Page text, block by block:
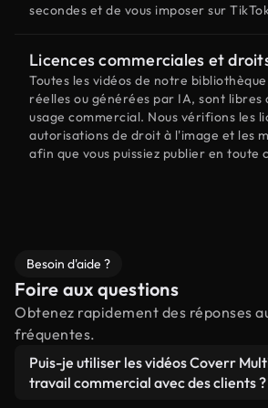
secondes et de vous imposer sur
Licences commerciales et
Toutes les vidéos de notre
réelles ou générées par IA, sont libres
usage commercial. Nous vérifions les
autorisations de droit à l'image et les
afin que vous puissiez publier en toute
Besoin d'aide ?
Foire aux questions
Obtenez rapidement des réponses
fréquentes.
Puis-je utiliser les vidéos Coverr
travail commercial avec des clients ?